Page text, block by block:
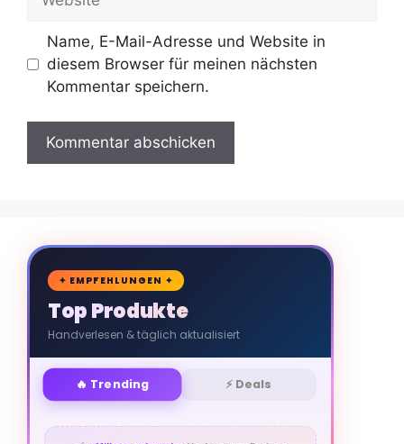
Name, E-Mail-Adresse und Website in
diesem Browser für meinen nächsten
Kommentar speichern.
🛒
✦ EMPFEHLUNGEN ✦
Top Produkte
Handverlesen & täglich aktualisiert
🔥 Trending ⚡ Deals